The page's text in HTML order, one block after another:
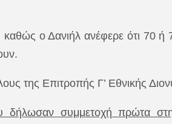
καθώς ο Δανιήλ ανέφερε ότι 70 ή
της Επιτροπής Γ’ Εθνικής
δήλωσαν συμμετοχή πρώτα